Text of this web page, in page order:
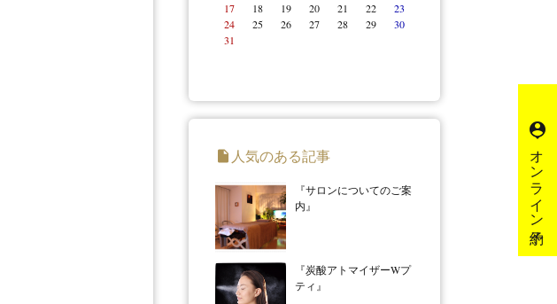
person_pin
オンライン予約
17
18 19 20 21 22
23
24
25 26 27 28 29
30
31
insert_drive_file 人気のある記事
『サロンについてのご案
内』
『炭酸アトマイザーWプ
ティ』